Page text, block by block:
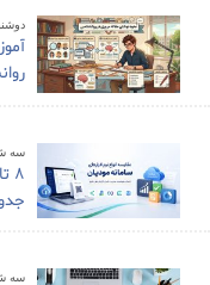
دوشنبه
سه شنبه
سه شنبه